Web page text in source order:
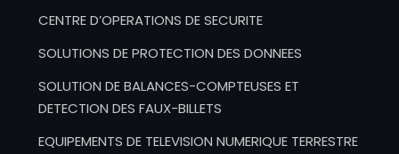
CENTRE D’OPERATIONS DE SECURITE
SOLUTIONS DE PROTECTION DES DONNEES
SOLUTION DE BALANCES-COMPTEUSES ET
DETECTION DES FAUX-BILLETS
EQUIPEMENTS DE TELEVISION NUMERIQUE TERRESTRE